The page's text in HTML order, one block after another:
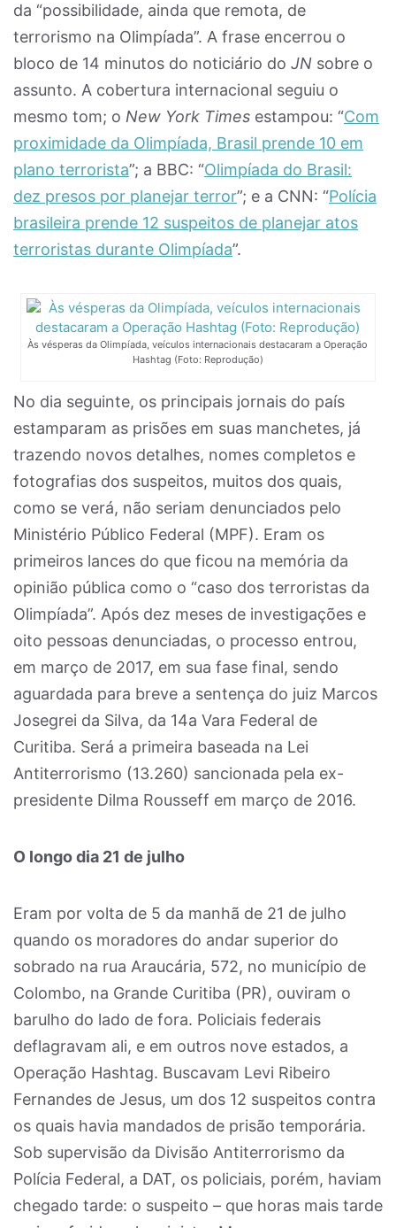
da “possibilidade, ainda que remota, de
terrorismo na Olimpíada”. A frase encerrou o
bloco de 14 minutos do noticiário do JN sobre o
assunto. A cobertura internacional seguiu o
mesmo tom; o New York Times estampou: “Com
proximidade da Olimpíada, Brasil prende 10 em
plano terrorista”; a BBC: “Olimpíada do Brasil:
dez presos por planejar terror”; e a CNN: “Polícia
brasileira prende 12 suspeitos de planejar atos
terroristas durante Olimpíada”.
Às vésperas da Olimpíada, veículos internacionais destacaram a Operação
Hashtag (Foto: Reprodução)
No dia seguinte, os principais jornais do país
estamparam as prisões em suas manchetes, já
trazendo novos detalhes, nomes completos e
fotografias dos suspeitos, muitos dos quais,
como se verá, não seriam denunciados pelo
Ministério Público Federal (MPF). Eram os
primeiros lances do que ficou na memória da
opinião pública como o “caso dos terroristas da
Olimpíada”. Após dez meses de investigações e
oito pessoas denunciadas, o processo entrou,
em março de 2017, em sua fase final, sendo
aguardada para breve a sentença do juiz Marcos
Josegrei da Silva, da 14a Vara Federal de
Curitiba. Será a primeira baseada na Lei
Antiterrorismo (13.260) sancionada pela ex-
presidente Dilma Rousseff em março de 2016.
O longo dia 21 de julho
Eram por volta de 5 da manhã de 21 de julho
quando os moradores do andar superior do
sobrado na rua Araucária, 572, no município de
Colombo, na Grande Curitiba (PR), ouviram o
barulho do lado de fora. Policiais federais
deflagravam ali, e em outros nove estados, a
Operação Hashtag. Buscavam Levi Ribeiro
Fernandes de Jesus, um dos 12 suspeitos contra
os quais havia mandados de prisão temporária.
Sob supervisão da Divisão Antiterrorismo da
Polícia Federal, a DAT, os policiais, porém, haviam
chegado tarde: o suspeito – que horas mais tarde